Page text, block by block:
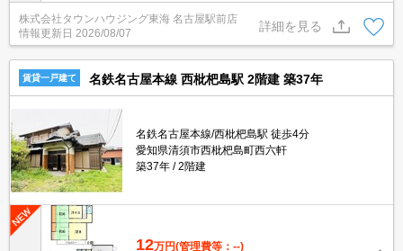
株式会社タウンハウジング東海 名古屋駅前店
情報更新日 2026/08/07
詳細を見る
賃貸一戸建て 名鉄名古屋本線 西枇杷島駅 2階建 築37年
名鉄名古屋本線/西枇杷島駅 徒歩4分
愛知県清須市西枇杷島町西六軒
築37年
2階建
12万円(管理費等：--)